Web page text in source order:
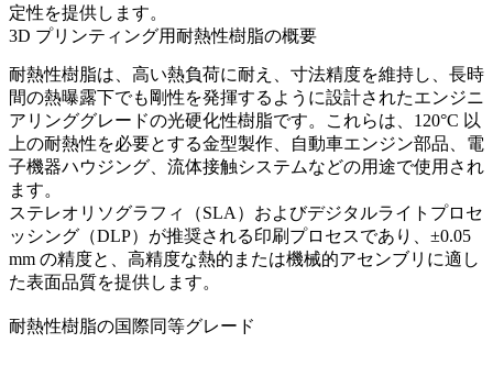
定性を提供します。
3D プリンティング用耐熱性樹脂の概要
耐熱性樹脂は、高い熱負荷に耐え、寸法精度を維持し、長時
間の熱曝露下でも剛性を発揮するように設計されたエンジニ
アリンググレードの光硬化性樹脂です。これらは、120°C 以
上の耐熱性を必要とする金型製作、自動車エンジン部品、電
子機器ハウジング、流体接触システムなどの用途で使用され
ます。
ステレオリソグラフィ（SLA） およびデジタルライトプロセ
ッシング（DLP） が推奨される印刷プロセスであり、±0.05
mm の精度と、高精度な熱的または機械的アセンブリに適し
た表面品質を提供します。
耐熱性樹脂の国際同等グレード